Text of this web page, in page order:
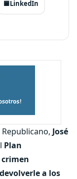
🟦LinkedIn
José
Plan
a los